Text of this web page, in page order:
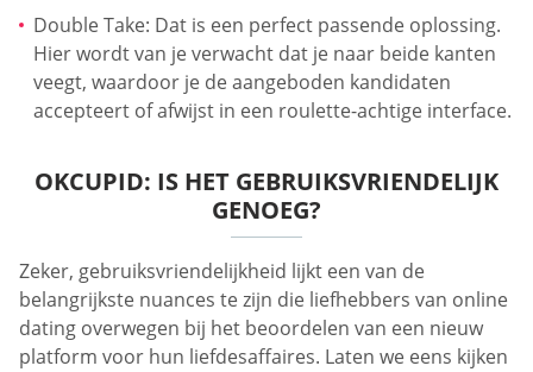
Double Take: Dat is een perfect passende oplossing.
Hier wordt van je verwacht dat je naar beide kanten
veegt, waardoor je de aangeboden kandidaten
accepteert of afwijst in een roulette-achtige interface.
OKCUPID: IS HET GEBRUIKSVRIENDELIJK
GENOEG?
Zeker, gebruiksvriendelijkheid lijkt een van de
belangrijkste nuances te zijn die liefhebbers van online
dating overwegen bij het beoordelen van een nieuw
platform voor hun liefdesaffaires. Laten we eens kijken